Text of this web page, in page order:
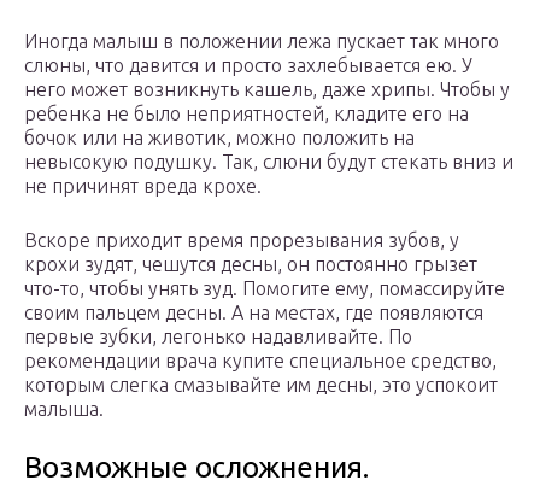
Иногда малыш в положении лежа пускает так много
слюны, что давится и просто захлебывается ею. У
него может возникнуть кашель, даже хрипы. Чтобы у
ребенка не было неприятностей, кладите его на
бочок или на животик, можно положить на
невысокую подушку. Так, слюни будут стекать вниз и
не причинят вреда крохе.
Вскоре приходит время прорезывания зубов, у
крохи зудят, чешутся десны, он постоянно грызет
что-то, чтобы унять зуд. Помогите ему, помассируйте
своим пальцем десны. А на местах, где появляются
первые зубки, легонько надавливайте. По
рекомендации врача купите специальное средство,
которым слегка смазывайте им десны, это успокоит
малыша.
Возможные осложнения.